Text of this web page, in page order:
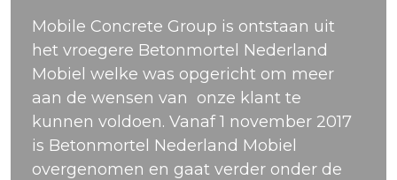
Mobile Concrete Group is ontstaan uit
het vroegere Betonmortel Nederland
Mobiel welke was opgericht om meer
aan de wensen van onze klant te
kunnen voldoen. Vanaf 1 november 2017
is Betonmortel Nederland Mobiel
overgenomen en gaat verder onder de